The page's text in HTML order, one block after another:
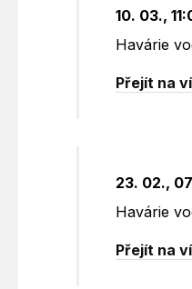
10. 03.,
Havárie
Přejít na
23. 02.,
Havárie
Přejít na